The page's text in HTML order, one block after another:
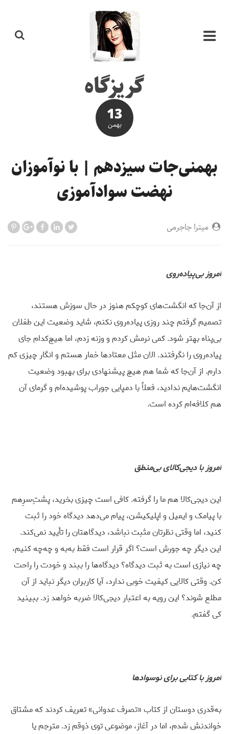
گریزگاه
13
بهمن
بهمنی‌جات سیزدهم | با نوآموزان
نهضت سوادآموزی
میترا جاجرمی
امروز بی‌پیاده‌روی
از آن‌جا که انگشت‌های کوچکم هنوز در حال سوزش هستند،
تصمیم گرفتم چند روزی پیاده‌روی نکنم، شاید وضعیت این طفلان
بی‌پناه بهتر شود. کمی نرمش کردم و وزنه زدم، اما هیچ‌کدام جای
پیاده‌روی را نگرفتند. الان مثل معتادها خمار هستم و انگار چیزی کم
دارم. از آن‌جا که شما هم هیچ پیشنهادی برای بهبود وضعیت
انگشت‌هایم ندادید، فعلاً با دمپایی جوراب پوشیده‌ام و گرمای آن
هم کلافه‌ام کرده است.
امروز با دیجی‌کالای بی‌منطق
این دیجی‌کالا هم ما را گرفته. کافی است چیزی بخرید، پشت‌ِسرِهم
با پیامک و ایمیل و اپلیکیشن، پیام می‌دهد دیدگاه خود را ثبت
کنید، اما وقتی نظرتان مثبت نباشد، دیدگاهتان را تأیید نمی‌کند.
این دیگر چه جورش است؟ اگر قرار است فقط به‌به و چه‌چه کنیم،
چه نیازی است به ثبت دیدگاه؟ دیدگاه‌ها را ببند و خودت را راحت
کن. وقتی کالایی کیفیت خوبی ندارد، آیا کاربران دیگر نباید از آن
مطلع شوند؟ این رویه به اعتبار دیجی‌کالا ضربه خواهد زد. ببینید
کی گفتم.
امروز با کتابی برای نوسوادها
به‌قدری دوستان از کتاب «تصرف عدوانی» تعریف کردند که مشتاق
خواندنش شدم، اما در آغاز، موضوعی توی ذوقم زد. مترجم یا